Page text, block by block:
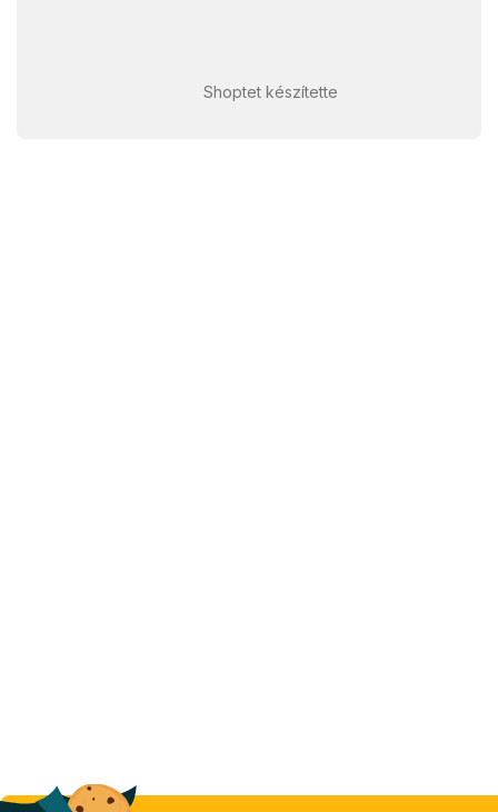
Shoptet készítette